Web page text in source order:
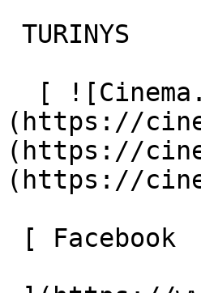
(https://
(https://
(https://